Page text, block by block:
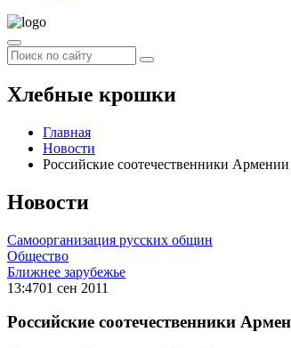
Хлебные крошки
Главная
Новости
Российские соотечественники Армении
Новости
Самоорганизация русских общин
Общество
Ближнее зарубежье
13:4701 сен 2011
Российские соотечественники